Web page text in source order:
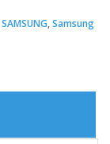
SAMSUNG,Samsung